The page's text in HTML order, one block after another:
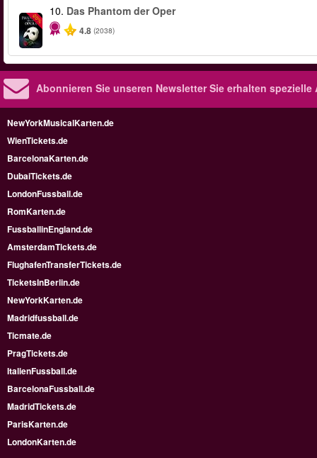
-20%
10. Das Phantom der Oper
4.8 (2038)
Abonnieren Sie unseren NewsletterSie erhalten spezielle
NewYorkMusicalKarten.de
WienTickets.de
BarcelonaKarten.de
DubaiTickets.de
LondonFussball.de
RomKarten.de
FussballinEngland.de
AmsterdamTickets.de
FlughafenTransferTickets.de
TicketsInBerlin.de
NewYorkKarten.de
Madridfussball.de
Ticmate.de
PragTickets.de
ItalienFussball.de
BarcelonaFussball.de
MadridTickets.de
ParisKarten.de
LondonKarten.de